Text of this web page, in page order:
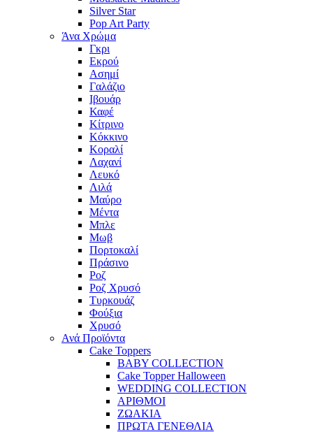
Silver Star
Pop Art Party
Άνα Χρώμα
Γκρι
Εκρού
Ασημί
Γαλάζιο
Ιβουάρ
Καφέ
Κίτρινο
Κόκκινο
Κοραλί
Λαχανί
Λευκό
Λιλά
Μαύρο
Μέντα
Μπλε
Μωβ
Πορτοκαλί
Πράσινο
Ροζ
Ροζ Χρυσό
Τυρκουάζ
Φούξια
Χρυσό
Ανά Προϊόντα
Cake Toppers
BABY COLLECTION
Cake Topper Halloween
WEDDING COLLECTION
ΑΡΙΘΜΟΙ
ΖΩΑΚΙΑ
ΠΡΩΤΑ ΓΕΝΕΘΛΙΑ